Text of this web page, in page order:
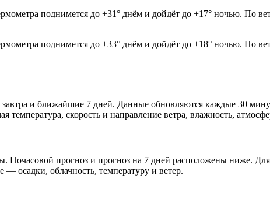
поднимется до +31° днём и дойдёт до +17° ночью. По
поднимется до +33° днём и дойдёт до +18° ночью. По
и ближайшие 7 дней. Данные обновляются каждые 30
скорость и направление ветра, влажность,
Почасовой прогноз и прогноз на 7 дней расположены ниже.
осадки, облачность, температуру и ветер.